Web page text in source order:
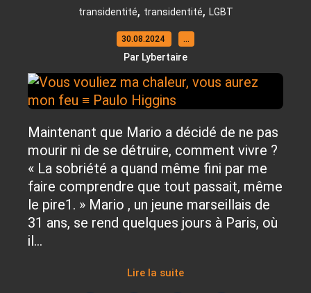
transidentité, transidentité, LGBT
30.08.2024 …
Par Lybertaire
Maintenant que Mario a décidé de ne pas
mourir ni de se détruire, comment vivre ?
« La sobriété a quand même fini par me
faire comprendre que tout passait, même
le pire1. » Mario , un jeune marseillais de
31 ans, se rend quelques jours à Paris, où
il...
Lire la suite